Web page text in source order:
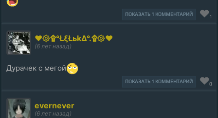
ПОКАЗАТЬ 1 КОММЕНТАРИЙ 1
❤۞۩°ŁξŁьkΔ°.۩۞❤
(6 лет назад)
Дурачек с мегой
ПОКАЗАТЬ 1 КОММЕНТАРИЙ 0
evernever
(6 лет назад)